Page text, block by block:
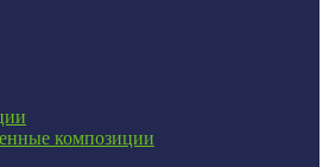
композиции